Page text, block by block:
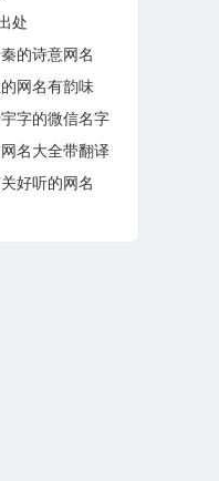
处
的诗意网名
网名有韵味
字的微信名字
名大全带翻译
好听的网名